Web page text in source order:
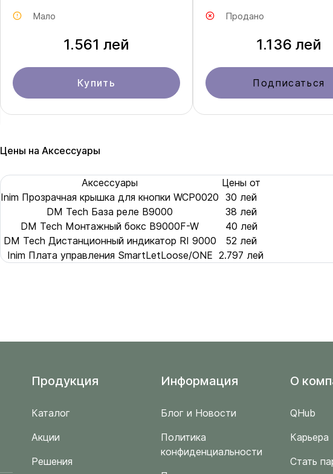
Мало
1.561 лей
Купить
Продано
1.136 лей
Подписаться
Цены на Аксессуары
Аксессуары
Цены от
Inim Прозрачная крышка для кнопки WCP0020 30 лей
DM Tech База реле B9000
38 лей
DM Tech Монтажный бокс B9000F-W
40 лей
DM Tech Дистанционный индикатор RI 9000
52 лей
Inim Плата управления SmartLetLoose/ONE 2.797 лей
Продукция
Каталог
Акции
Решения
Информация
Блог и Новости
Политика
конфиденциальности
O
QHub
Карьера
Стать